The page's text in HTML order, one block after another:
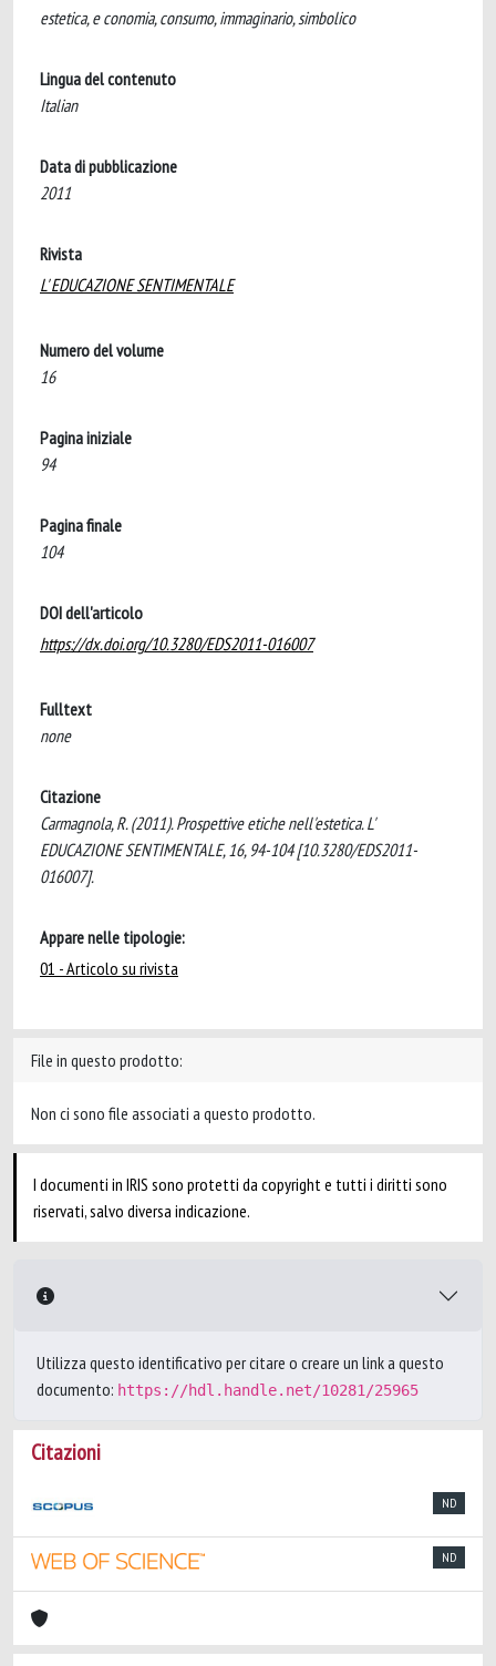
estetica, e conomia, consumo, immaginario, simbolico
Lingua del contenuto
Italian
Data di pubblicazione
2011
Rivista
L' EDUCAZIONE SENTIMENTALE
Numero del volume
16
Pagina iniziale
94
Pagina finale
104
DOI dell'articolo
https://dx.doi.org/10.3280/EDS2011-016007
Fulltext
none
Citazione
Carmagnola, R. (2011). Prospettive etiche nell'estetica. L'
EDUCAZIONE SENTIMENTALE, 16, 94-104 [10.3280/EDS2011-
016007].
Appare nelle tipologie:
01 - Articolo su rivista
File in questo prodotto:
Non ci sono file associati a questo prodotto.
I documenti in IRIS sono protetti da copyright e tutti i diritti sono
riservati, salvo diversa indicazione.
Utilizza questo identificativo per citare o creare un link a questo
documento: https://hdl.handle.net/10281/25965
Citazioni
ND
ND